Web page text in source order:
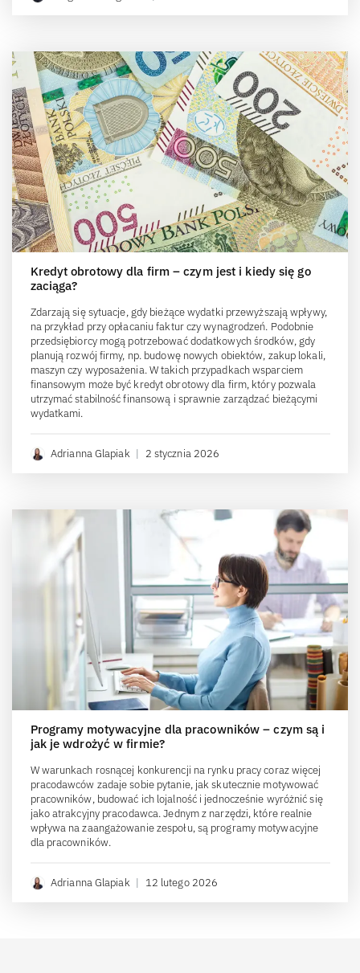
Czy rejestracja do VAT w Polsce będzie wymuszała
wystawianie i odbieranie faktur w KSeF?
Czy rejestracja do VAT oznacza obowiązek korzystania z KSeF?
To pytanie coraz częściej pojawia się wśród przedsiębiorców
planujących rozpoczęcie działalności lub przejście na VAT w
szczególności w kontekście nadchodzących zmian od 2026 roku
i zapowiedzi obowiązkowego e-fakturowania.
Adrianna Glapiak | 22 grudnia 2025
i VAT?
Zawarłeś umowę użyczenia i zastanawiasz się, jakie to ma skutki
w PIT i VAT? W takim razie koniecznie przeczytaj dzisiejszy
artykuł.
Małgorzata Jagusiak | 30 czerwca 2026
Kredyt obrotowy dla firm – czym jest i kiedy się go